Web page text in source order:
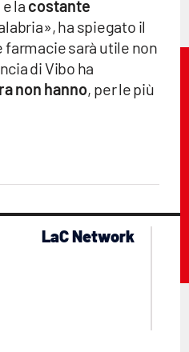
la costante
ha spiegato il
farmacie sarà utile non
di Vibo ha
non hanno, per le più
LaC Network